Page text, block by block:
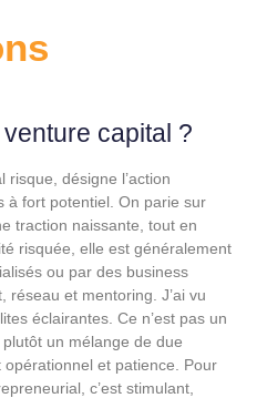
capital ?
risque, désigne l’action
à fort potentiel. On parie sur
traction naissante, tout en
risquée, elle est généralement
ou par des business
réseau et mentoring. J’ai vu
éclairantes. Ce n’est pas un
un mélange de due
et patience. Pour
c’est stimulant,